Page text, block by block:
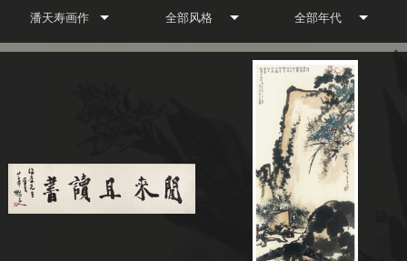
潘天寿画作 全部风格 全部年代